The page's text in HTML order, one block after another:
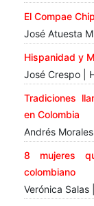
El Compae
José Atuesta
Hispanidad y
José Crespo |
Tradiciones
en Colombia
Andrés
8 mujeres
colombiano
Verónica Salas